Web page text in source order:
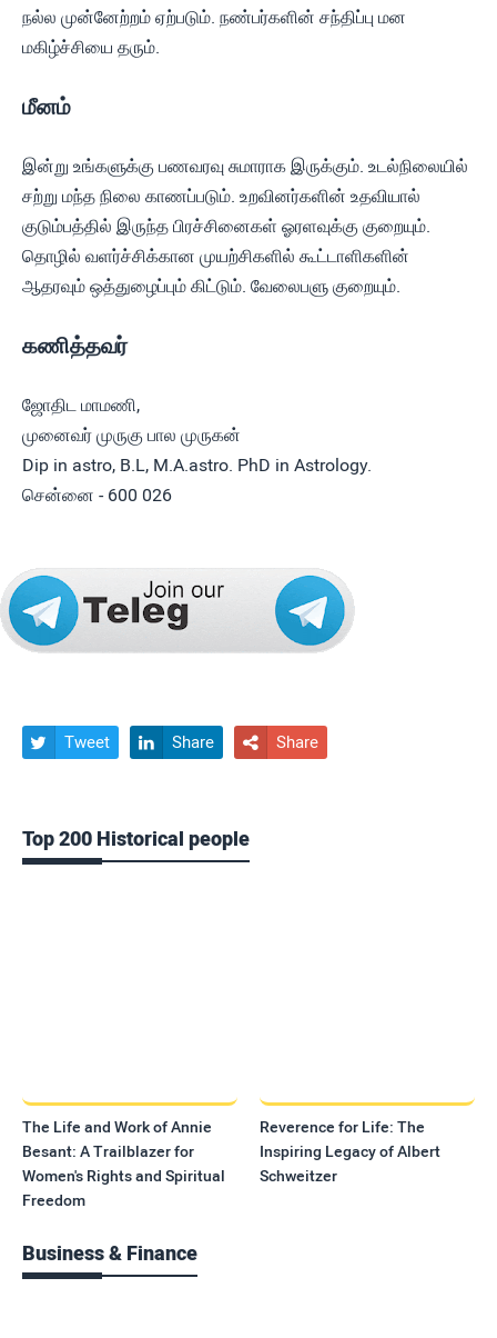
நல்ல முன்னேற்றம் ஏற்படும். நண்பர்களின் சந்திப்பு மன
மகிழ்ச்சியை தரும்.
மீனம்
இன்று உங்களுக்கு பணவரவு சுமாராக இருக்கும். உடல்நிலையில்
சற்று மந்த நிலை காணப்படும். உறவினர்களின் உதவியால்
குடும்பத்தில் இருந்த பிரச்சினைகள் ஓரளவுக்கு குறையும்.
தொழில் வளர்ச்சிக்கான முயற்சிகளில் கூட்டாளிகளின்
ஆதரவும் ஒத்துழைப்பும் கிட்டும். வேலைபளு குறையும்.
கணித்தவர்
ஜோதிட மாமணி,
முனைவர் முருகு பால முருகன்
Dip in astro, B.L, M.A.astro. PhD in Astrology.
சென்னை - 600 026
 Tweet  Share  Share
Top 200 Historical people
The Life and Work of Annie
Besant: A Trailblazer for
Women's Rights and Spiritual
Freedom
Reverence for Life: The
Inspiring Legacy of Albert
Schweitzer
Business & Finance